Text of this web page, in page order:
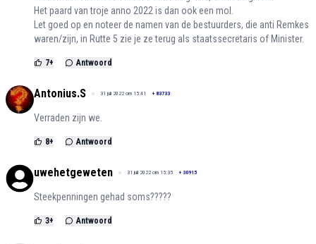
Het paard van troje anno 2022 is dan ook een mol.
Let goed op en noteer de namen van de bestuurders, die anti Remkes
waren/zijn, in Rutte 5 zie je ze terug als staatssecretaris of Minister.
7+ Antwoord
Antonius.S 31 juli 2022 om 15:41 + 83733
Verraden zijn we.
8+ Antwoord
uwehetgeweten 31 juli 2022 om 15:35 + 30915
Steekpenningen gehad soms?????
3+ Antwoord